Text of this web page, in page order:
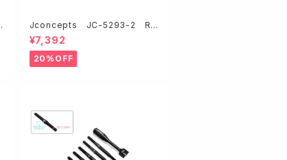
Jconcepts JC-5293-2 RC
10B84チタン製3.5mmフィンター
ンバックルセット・ブラック
¥7,392
20%OFF